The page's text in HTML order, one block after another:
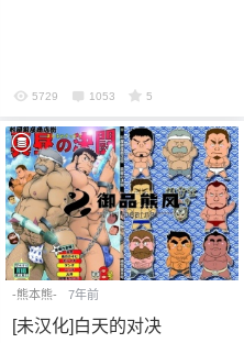
5729 1053 5
-熊本熊- 7年前
[未汉化]白天的对决